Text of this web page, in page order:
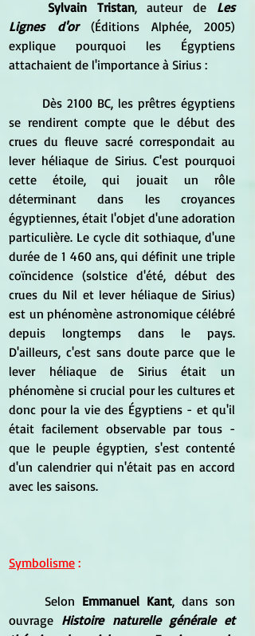
Sylvain Tristan, auteur de Les
Lignes d'or (Éditions Alphée, 2005)
explique pourquoi les Égyptiens
attachaient de l'importance à Sirius :
se rendirent compte que le début des
crues du fleuve sacré correspondait au
lever héliaque de Sirius. C'est pourquoi
cette étoile, qui jouait un rôle
déterminant dans les croyances
égyptiennes, était l'objet d'une adoration
particulière. Le cycle dit sothiaque, d'une
durée de 1 460 ans, qui définit une triple
coïncidence (solstice d'été, début des
crues du Nil et lever héliaque de Sirius)
est un phénomène astronomique célébré
depuis longtemps dans le pays.
D'ailleurs, c'est sans doute parce que le
lever héliaque de Sirius était un
phénomène si crucial pour les cultures et
donc pour la vie des Égyptiens - et qu'il
était facilement observable par tous -
que le peuple égyptien, s'est contenté
d'un calendrier qui n'était pas en accord
avec les saisons.
Symbolisme :
	Selon
Emmanuel Kant, dans son
ouvrage Histoire naturelle générale et